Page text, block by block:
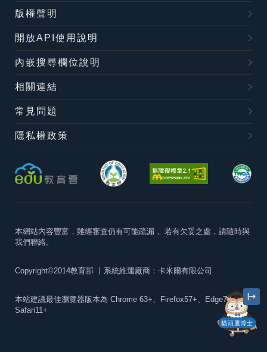
貓頭鷹博士
版權聲明
開放API使用說明
內嵌搜尋欄位說明
相關連結
常見問題
隱私權政策
本網站內容豐富，雖經審查仍有可能疏漏， 若有欠妥之處，請隨時與
我們聯絡。
Copyright©2014教育部 丨系統維運廠商：卡米爾有限公司
本站建議最佳瀏覽器版本為 Chrome 63+、Firefox57+、Edge79+及
Safari11+